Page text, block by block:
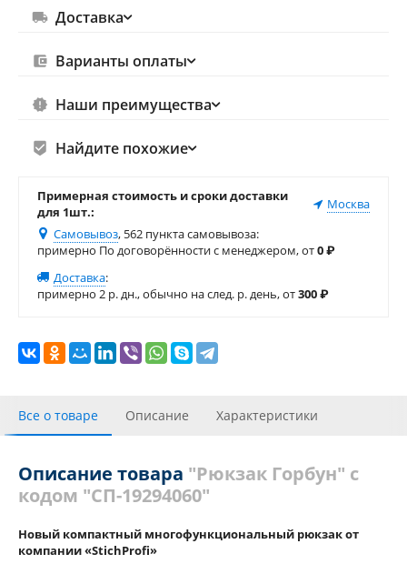
Доставка
Варианты оплаты
Наши преимущества
Найдите похожие
Примерная стоимость и сроки доставки
для 1шт.:
Москва
Самовывоз, 562 пункта самовывоза:
примерно По договорённости с менеджером, от0₽
Доставка:
примерно 2 р. дн., обычно на след. р. день, от300₽
Все о товаре Описание Характеристики
Описание товара "Рюкзак Горбун" с
кодом "СП-19294060"
Новый компактный многофункциональный рюкзак от
компании «StichProfi»